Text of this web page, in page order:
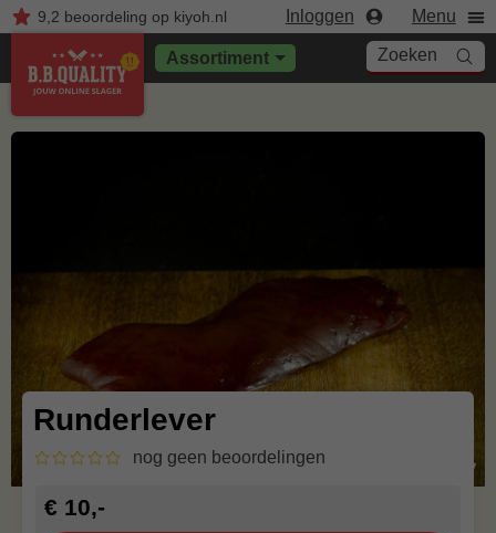
9,2 beoordelingop kiyoh.nl Inloggen Menu
Assortiment Zoeken
Runderlever
nog geen beoordelingen
€ 10,-